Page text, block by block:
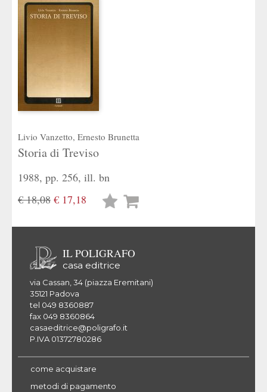
Livio Vanzetto, Ernesto Brunetta
Storia di Treviso
1988, pp. 256, ill. bn
€ 18,08 € 17,18
Lista
IL POLIGRAFO
casa editrice
via Cassan, 34 (piazza Eremitani)
35121 Padova
tel 049 8360887
fax 049 8360864
casaeditrice@poligrafo.it
P.IVA 01372780286
come acquistare
metodi di pagamento